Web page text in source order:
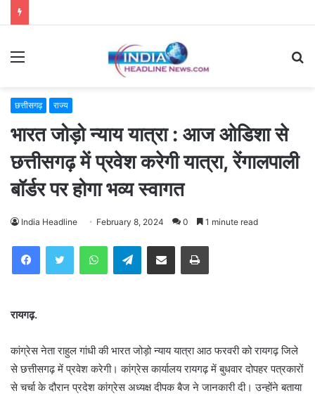
Menu
छत्तीसगढ़ राज्य
भारत जोड़ो न्याय यात्रा : आज ओडिशा से
छत्तीसगढ़ में प्रवेश करेगी यात्रा, रेंगालपाली
बॉर्डर पर होगा भव्य स्वागत
India Headline February 8, 2024 0 1 minute read
WhatsAppTelegramShare via Email Print
रायगढ़.
कांग्रेस नेता राहुल गांधी की भारत जोड़ो न्याय यात्रा आठ फरवरी को रायगढ़ जिले
से छत्तीसगढ़ में प्रवेश करेगी। कांग्रेस कार्यालय रायगढ़ में बुधवार दोपहर पत्रकारों
से चर्चा के दौरान प्रदेश कांग्रेस अध्यक्ष दीपक बैज ने जानकारी दी। उन्होंने बताया